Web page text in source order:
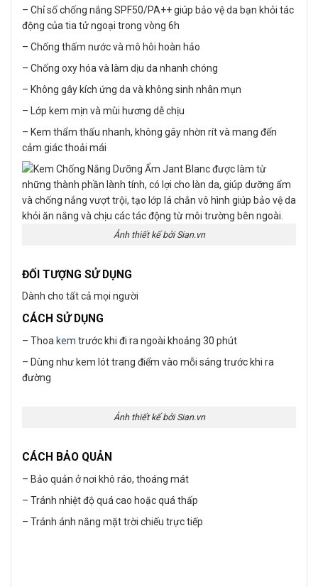
– Chỉ số chống nắng SPF50/PA++ giúp bảo vệ da bạn khỏi tác
động của tia tử ngoại trong vòng 6h
– Chống thấm nước và mô hôi hoàn hảo
– Chống oxy hóa và làm dịu da nhanh chóng
– Không gây kích ứng da và không sinh nhân mụn
– Lớp kem mịn và mùi hương dễ chịu
– Kem thẩm thấu nhanh, không gây nhờn rít và mang đến
cảm giác thoải mái
Ảnh thiết kế bởi Sian.vn
ĐỐI TƯỢNG SỬ DỤNG
Dành cho tất cả mọi người
CÁCH SỬ DỤNG
– Thoa kem trước khi đi ra ngoài khoảng 30 phút
– Dùng như kem lót trang điểm vào mỗi sáng trước khi ra
đường
Ảnh thiết kế bởi Sian.vn
CÁCH BẢO QUẢN
– Bảo quản ở nơi khô ráo, thoáng mát
– Tránh nhiệt độ quá cao hoặc quá thấp
– Tránh ánh nắng mặt trời chiếu trực tiếp